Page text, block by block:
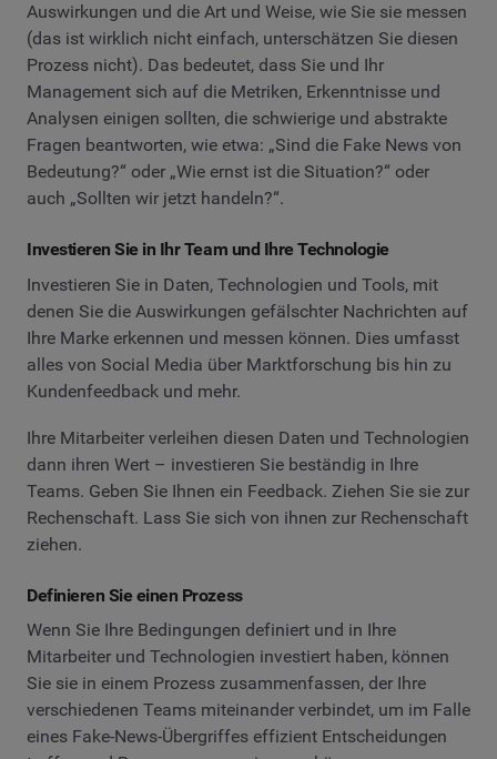
Auswirkungen und die Art und Weise, wie Sie sie messen
(das ist wirklich nicht einfach, unterschätzen Sie diesen
Prozess nicht). Das bedeutet, dass Sie und Ihr
Management sich auf die Metriken, Erkenntnisse und
Analysen einigen sollten, die schwierige und abstrakte
Fragen beantworten, wie etwa: „Sind die Fake News von
Bedeutung?“ oder „Wie ernst ist die Situation?“ oder
auch „Sollten wir jetzt handeln?“.
Investieren Sie in Ihr Team und Ihre Technologie
Investieren Sie in Daten, Technologien und Tools, mit
denen Sie die Auswirkungen gefälschter Nachrichten auf
Ihre Marke erkennen und messen können. Dies umfasst
alles von Social Media über Marktforschung bis hin zu
Kundenfeedback und mehr.
Ihre Mitarbeiter verleihen diesen Daten und Technologien
dann ihren Wert – investieren Sie beständig in Ihre
Teams. Geben Sie Ihnen ein Feedback. Ziehen Sie sie zur
Rechenschaft. Lass Sie sich von ihnen zur Rechenschaft
ziehen.
Definieren Sie einen Prozess
Wenn Sie Ihre Bedingungen definiert und in Ihre
Mitarbeiter und Technologien investiert haben, können
Sie sie in einem Prozess zusammenfassen, der Ihre
verschiedenen Teams miteinander verbindet, um im Falle
eines Fake-News-Übergriffes effizient Entscheidungen